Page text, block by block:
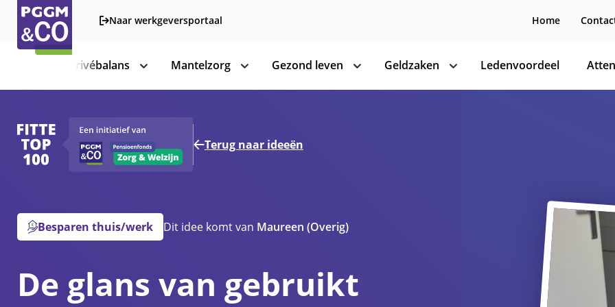
Naar werkgeversportaal Home
Werk-privébalans
toon
Mantelzorg
toon
Gezond leven
toon
Geldzaken
toon
Ledenvoordeel
Terug naar ideeën
Besparen thuis/werk Dit idee komt van Maureen (Overig)
De glans van gebruikt